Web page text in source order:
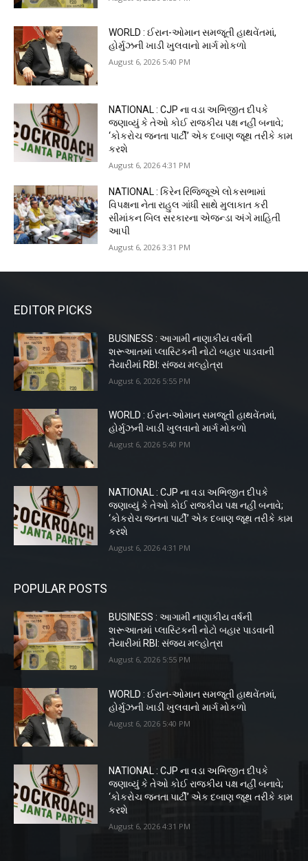
WORLD : ઈરાન-ઓમાન સમજૂતી હાથવેંતમાં,
હોર્મુઝની ખાડી ખુલવાનો માર્ગ મોકળો
August 6, 2026 5:40 PM
NATIONAL : CJP ના વડા અભિજીત દીપકે
જણાવ્યું કે તેઓ કોઈ રાજકીય પક્ષ નહીં બનાવે;
‘કોકરોચ જનતા પાર્ટી’ એક દબાણ જૂથ તરીકે કામ
કરશે
August 6, 2026 4:31 PM
NATIONAL : કિરેન રિજિજૂએ લોકસભામાં
વિપક્ષના નેતા રાહુલ ગાંધી સાથે મુલાકાત કરી
સીમાંકન બિલ સરકારના એજન્ડા અંગે માહિતી
આપી
August 6, 2026 3:31 PM
EDITOR PICKS
BUSINESS : આગામી નાણાકીય વર્ષની
શરૂઆતમાં પ્લાસ્ટિકની નોટો બહાર પાડવાની
તૈયારીમાં RBI: સંજય મલ્હોત્રા
August 6, 2026 5:55 PM
WORLD : ઈરાન-ઓમાન સમજૂતી હાથવેંતમાં,
હોર્મુઝની ખાડી ખુલવાનો માર્ગ મોકળો
August 6, 2026 5:40 PM
NATIONAL : CJP ના વડા અભિજીત દીપકે
જણાવ્યું કે તેઓ કોઈ રાજકીય પક્ષ નહીં બનાવે;
‘કોકરોચ જનતા પાર્ટી’ એક દબાણ જૂથ તરીકે કામ
કરશે
August 6, 2026 4:31 PM
POPULAR POSTS
BUSINESS : આગામી નાણાકીય વર્ષની
શરૂઆતમાં પ્લાસ્ટિકની નોટો બહાર પાડવાની
તૈયારીમાં RBI: સંજય મલ્હોત્રા
August 6, 2026 5:55 PM
WORLD : ઈરાન-ઓમાન સમજૂતી હાથવેંતમાં,
હોર્મુઝની ખાડી ખુલવાનો માર્ગ મોકળો
August 6, 2026 5:40 PM
NATIONAL : CJP ના વડા અભિજીત દીપકે
જણાવ્યું કે તેઓ કોઈ રાજકીય પક્ષ નહીં બનાવે;
‘કોકરોચ જનતા પાર્ટી’ એક દબાણ જૂથ તરીકે કામ
કરશે
August 6, 2026 4:31 PM